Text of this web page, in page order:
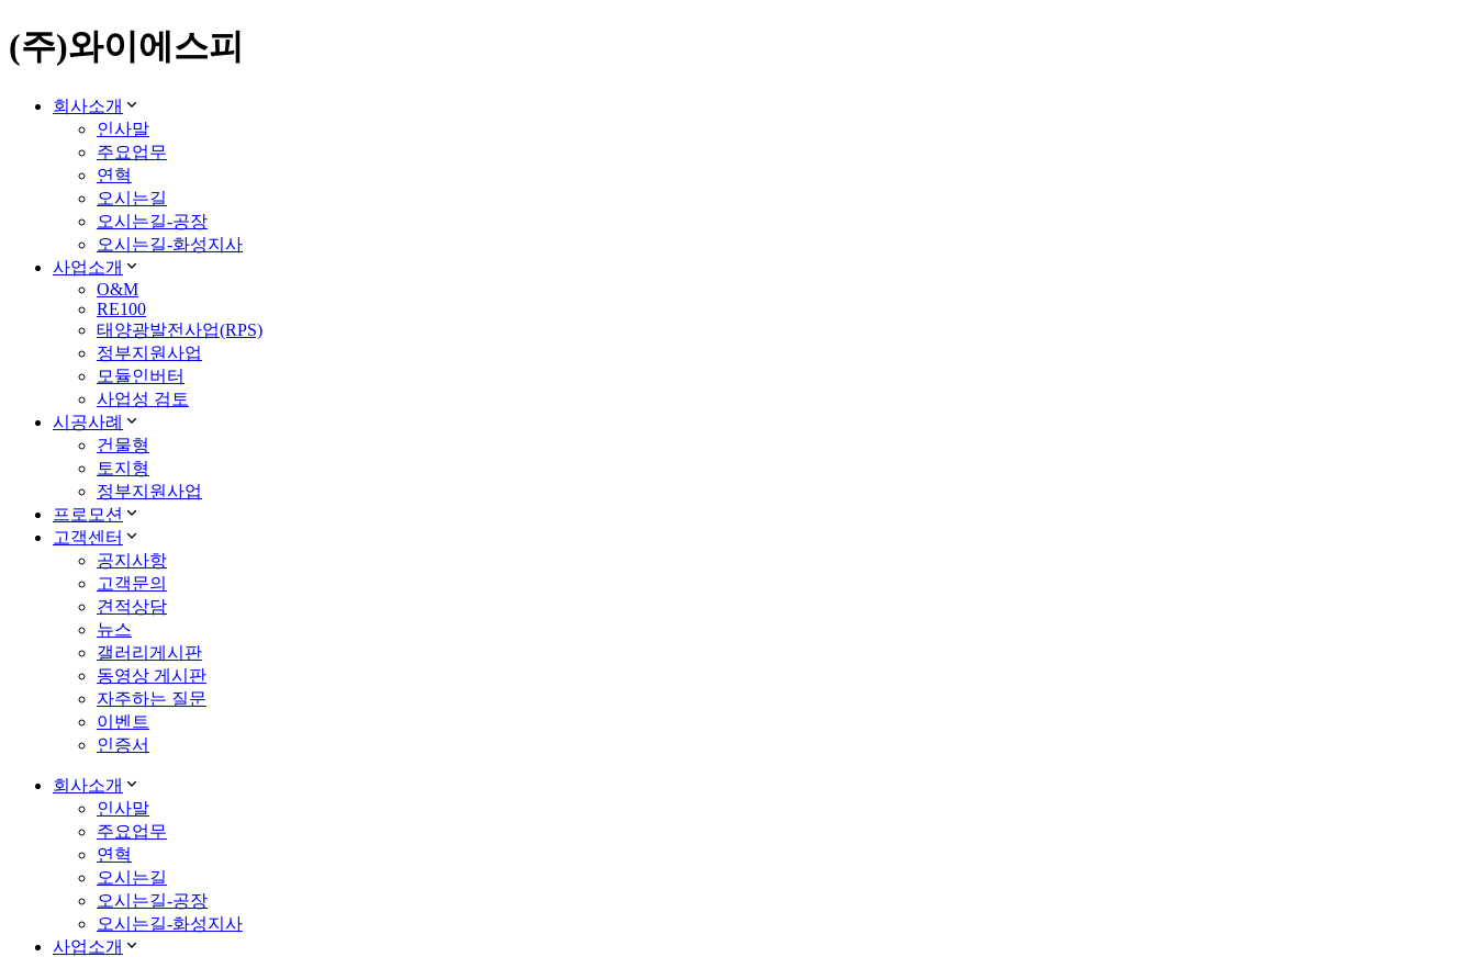
(주)와이에스피
회사소개
인사말
주요업무
연혁
오시는길
오시는길-공장
오시는길-화성지사
사업소개
O&M
RE100
태양광발전사업(RPS)
정부지원사업
모듈인버터
사업성 검토
시공사례
건물형
토지형
정부지원사업
프로모션
고객센터
공지사항
고객문의
견적상담
뉴스
갤러리게시판
동영상 게시판
자주하는 질문
이벤트
인증서
회사소개
인사말
주요업무
연혁
오시는길
오시는길-공장
오시는길-화성지사
사업소개